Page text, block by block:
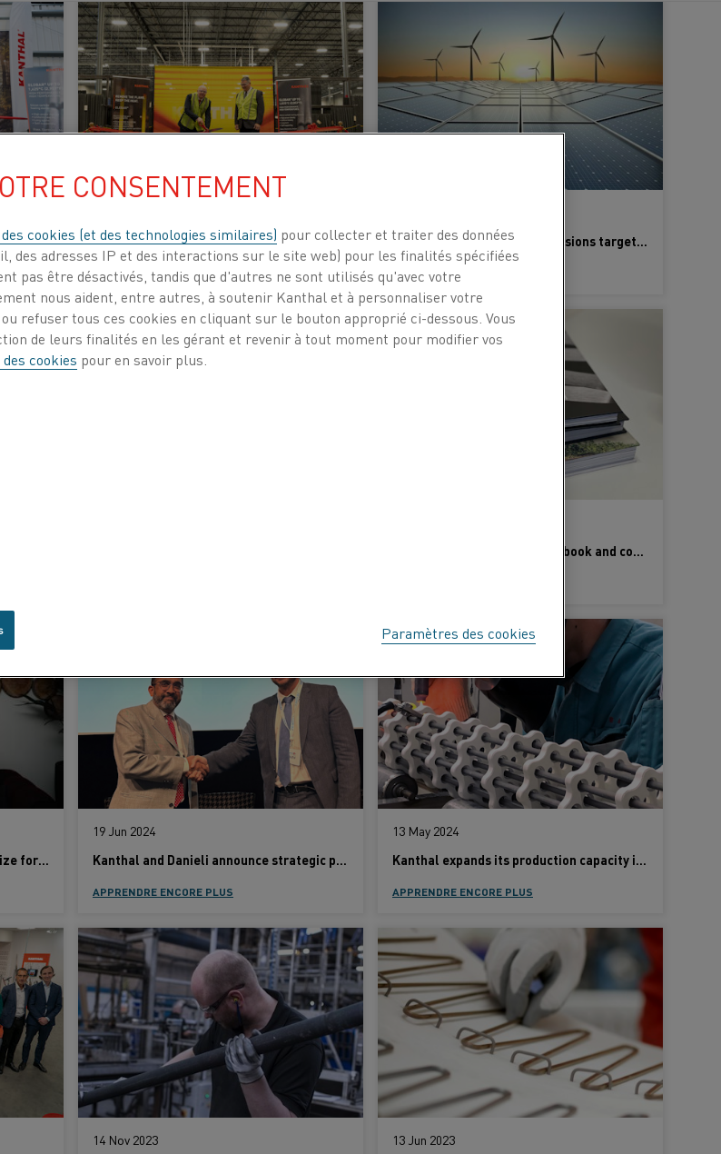
de procédé Chauffage de processus Fil et bande de thermocouple
Kanthal expands Globar® SiC capacity in Perth to support CO₂ reduction
Kanthal expands U.S. footprint with new high-temperature electrification service center
APPRENDRE ENCORE PLUS
Kanthal surpasses 2030 emissions target five years ahead of schedule
APPRENDRE ENCORE PLUS
Kanthal unveils revised handbook and commemorative coffee table edition
Kanthal wins prestigious energy prize for electrification of industrial heating
19 Jun 2024
Kanthal and Danieli announce strategic partnership
APPRENDRE ENCORE PLUS
13 May 2024
Kanthal expands its production capacity in Japan to meet demand for sustainable heating solutions
APPRENDRE ENCORE PLUS
14 Nov 2023
13 Jun 2023
CONSENTEMENT
cookies (et des technologies similaires) pour collecter et traiter des données
des adresses IP et des interactions sur le site web) pour les finalités spécifiées
pas être désactivés, tandis que d'autres ne sont utilisés qu'avec votre
nous aident, entre autres, à soutenir Kanthal et à personnaliser votre
refuser tous ces cookies en cliquant sur le bouton approprié ci-dessous. Vous
de leurs finalités en les gérant et revenir à tout moment pour modifier vos
cookies pour en savoir plus.
Paramètres des cookies